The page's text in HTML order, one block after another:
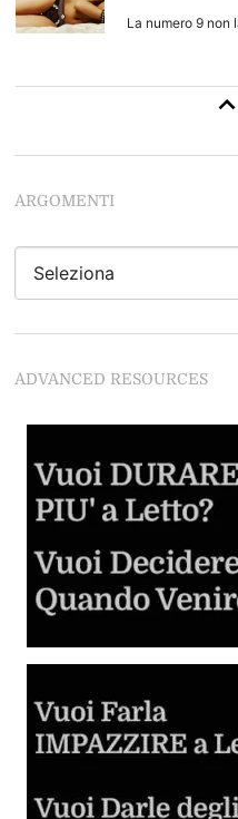
La numero 9 non
Guida al
Imparare dalle
Come Fare
Tutto quello che
Giochi Erotici e
Inizia a
ARGOMENTI
ADVANCED RESOURCES